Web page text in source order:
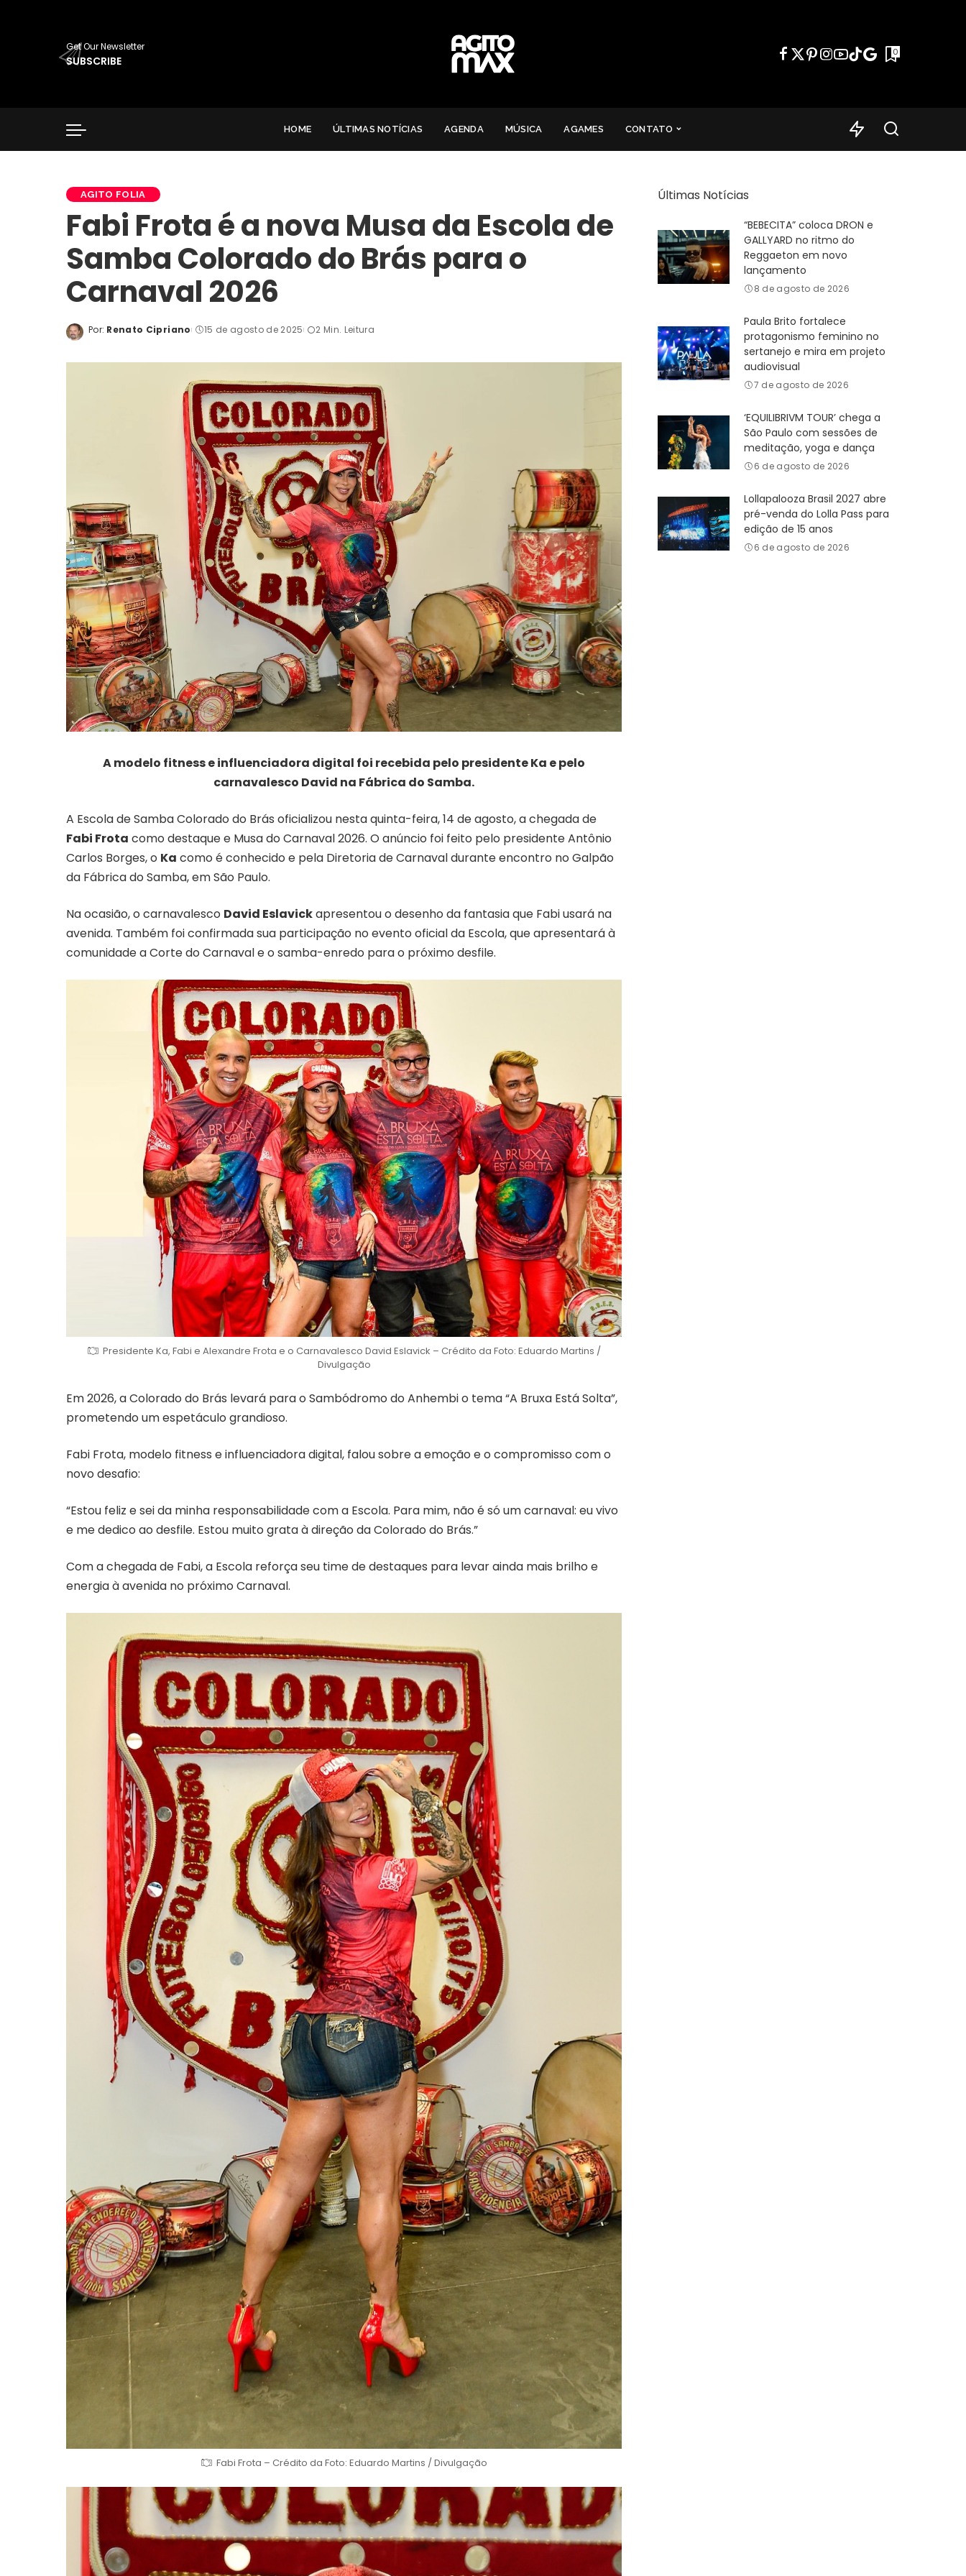
Get Our Newsletter
SUBSCRIBE
0
HOME ÚLTIMAS NOTÍCIAS AGENDA MÚSICA AGAMES CONTATO
AGITO FOLIA
Fabi Frota é a nova Musa da Escola de
Samba Colorado do Brás para o
Carnaval 2026
Posted
Por: Renato Cipriano 15 de agosto de 2025 2 Min. Leitura
A modelo fitness e influenciadora digital foi recebida pelo presidente Ka e pelo
carnavalesco David na Fábrica do Samba.
A Escola de Samba Colorado do Brás oficializou nesta quinta-feira, 14 de agosto, a chegada de
Fabi Frota como destaque e Musa do Carnaval 2026. O anúncio foi feito pelo presidente Antônio
Carlos Borges, o Ka como é conhecido e pela Diretoria de Carnaval durante encontro no Galpão
da Fábrica do Samba, em São Paulo.
Na ocasião, o carnavalesco David Eslavickapresentou o desenho da fantasia que Fabi usará na
avenida. Também foi confirmada sua participação no evento oficial da Escola, que apresentará à
comunidade a Corte do Carnaval e o samba-enredo para o próximo desfile.
Presidente Ka, Fabi e Alexandre Frota e o Carnavalesco David Eslavick – Crédito da Foto: Eduardo Martins /
Divulgação
Em 2026, a Colorado do Brás levará para o Sambódromo do Anhembi o tema “A Bruxa Está Solta”,
prometendo um espetáculo grandioso.
Fabi Frota, modelo fitness e influenciadora digital, falou sobre a emoção e o compromisso com o
novo desafio:
“Estou feliz e sei da minha responsabilidade com a Escola. Para mim, não é só um carnaval: eu vivo
e me dedico ao desfile. Estou muito grata à direção da Colorado do Brás.”
Com a chegada de Fabi, a Escola reforça seu time de destaques para levar ainda mais brilho e
energia à avenida no próximo Carnaval.
Fabi Frota – Crédito da Foto: Eduardo Martins / Divulgação
Últimas Notícias
“BEBECITA” coloca DRON e
GALLYARD no ritmo do
Reggaeton em novo
lançamento
8 de agosto de 2026
Paula Brito fortalece
protagonismo feminino no
sertanejo e mira em projeto
audiovisual
7 de agosto de 2026
‘EQUILIBRIVM TOUR’ chega a
São Paulo com sessões de
meditação, yoga e dança
6 de agosto de 2026
Lollapalooza Brasil 2027 abre
pré-venda do Lolla Pass para
edição de 15 anos
6 de agosto de 2026